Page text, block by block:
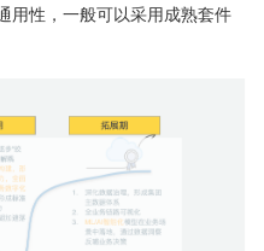
用性，一般可以采用成熟套件